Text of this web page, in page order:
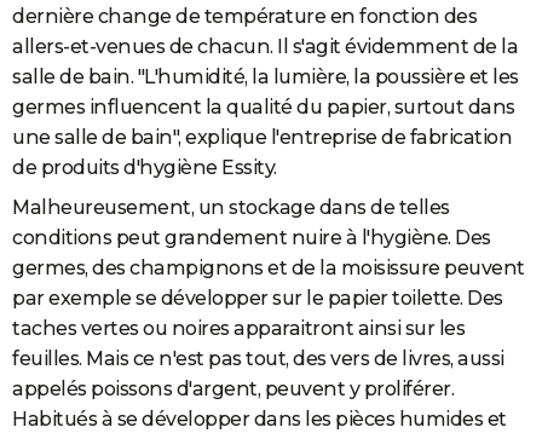
dernière change de température en fonction des
allers-et-venues de chacun. Il s'agit évidemment de la
salle de bain. "L'humidité, la lumière, la poussière et les
germes influencent la qualité du papier, surtout dans
une salle de bain", explique l'entreprise de fabrication
de produits d'hygiène Essity.
Malheureusement, un stockage dans de telles
conditions peut grandement nuire à l'hygiène. Des
germes, des champignons et de la moisissure peuvent
par exemple se développer sur le papier toilette. Des
taches vertes ou noires apparaitront ainsi sur les
feuilles. Mais ce n'est pas tout, des vers de livres, aussi
appelés poissons d'argent, peuvent y proliférer.
Habitués à se développer dans les pièces humides et